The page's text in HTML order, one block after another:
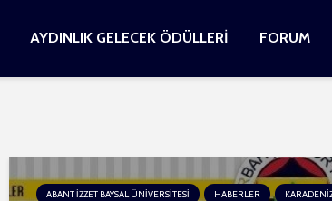
AYDINLIK GELECEK ÖDÜLLERİ FORUM
ABANT İZZET BAYSAL ÜNİVERSİTESİ HABERLER